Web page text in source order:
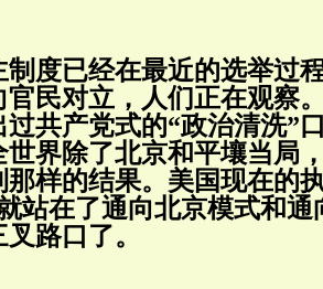
制度已经在最近的选举过
官民对立，人们正在观察
过共产党式的“政治清洗”
世界除了北京和平壤当局
那样的结果。美国现在的
站在了通向北京模式和
路口了。